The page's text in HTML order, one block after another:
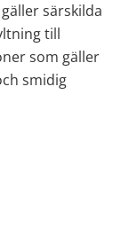
särskilda
till
som gäller
smidig